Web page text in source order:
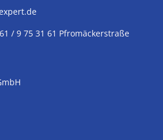
/ 9 75 31 61 Pfromäckerstraße